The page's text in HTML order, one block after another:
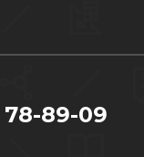
89-09